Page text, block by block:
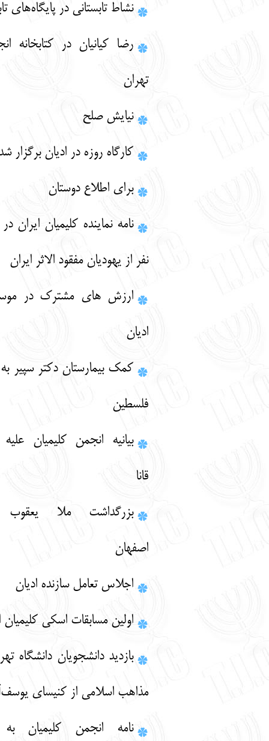
نشاط تابستاني در پايگاه‌هاي تابستاني
رضا كيانيان در كتابخانه انجمن كليميان
نيايش صلح
کارگاه روزه در ادیان برگزار شد
برای اطلاع دوستان
نامه نماینده کلیمیان ایران در ارتباط با چند
نفر از یهودیان مفقود الاثر ایران
ارزش های مشترک در موسسه گفتگوی
کمک بیمارستان دکتر سپیر به مردم لبنان و
بيانيه انجمن كليميان عليه كشتار مردم
بزرگداشت ملا يعقوب ماري در
اجلاس تعامل سازنده اديان
اولين مسابقات اسكي كليميان ايران
بازديد دانشجويان دانشگاه تهران و اديان و
مذاهب اسلامي از كنيساي يوسف‌آباد
نامه انجمن كليميان به هفته نامه